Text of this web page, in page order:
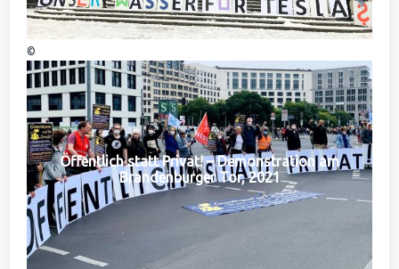
©
Öffentlich statt Privat! – Demonstration am
Brandenburger Tor, 2021